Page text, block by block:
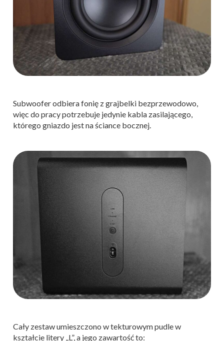
Subwoofer odbiera fonię z grajbelki bezprzewodowo,
więc do pracy potrzebuje jedynie kabla zasilającego,
którego gniazdo jest na ściance bocznej.
Cały zestaw umieszczono w tekturowym pudle w
kształcie litery „L”, a jego zawartość to: